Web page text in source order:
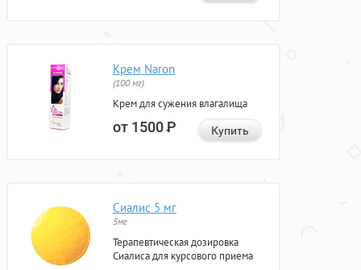
Крем Naron
(100 мг)
Крем для сужения влагалища
от 1500Р Купить
Сиалис 5 мг
5мг
Терапевтическая дозировка
Сиалиса для курсового приема